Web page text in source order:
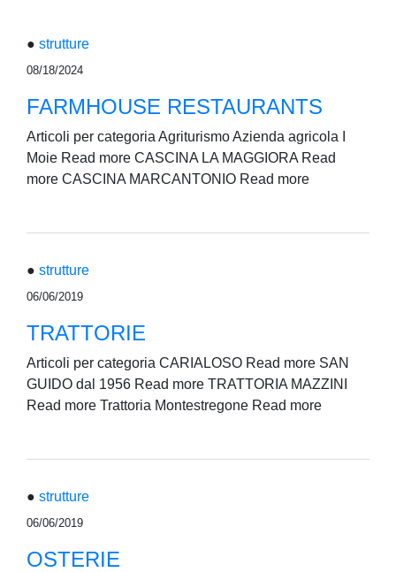
● strutture
08/18/2024
FARMHOUSE RESTAURANTS
Articoli per categoria Agriturismo Azienda agricola I
Moie Read more CASCINA LA MAGGIORA Read
more CASCINA MARCANTONIO Read more
● strutture
06/06/2019
TRATTORIE
Articoli per categoria CARIALOSO Read more SAN
GUIDO dal 1956 Read more TRATTORIA MAZZINI
Read more Trattoria Montestregone Read more
● strutture
06/06/2019
OSTERIE